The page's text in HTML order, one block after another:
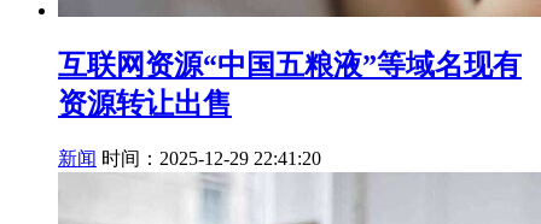
互联网资源“中国五粮液”等域名现有
资源转让出售
新闻 时间：2025-12-29 22:41:20